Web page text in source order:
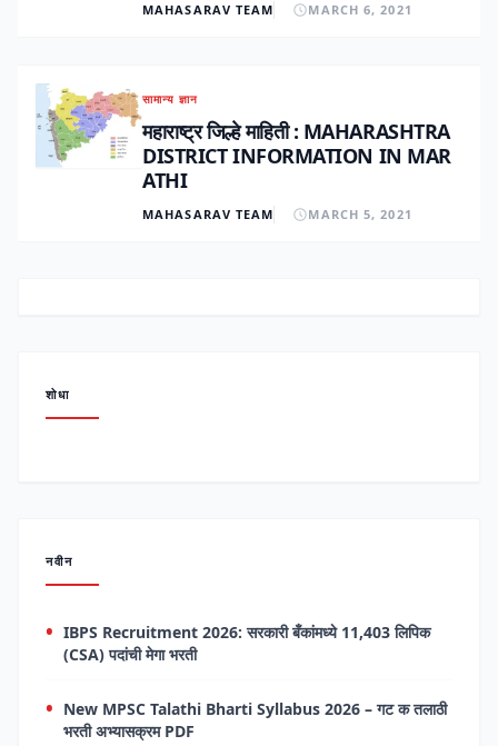
MAHASARAV TEAM MARCH 6, 2021
सामान्य ज्ञान
महाराष्ट्र जिल्हे माहिती : MAHARASHTRA
DISTRICT INFORMATION IN MAR
ATHI
MAHASARAV TEAM MARCH 5, 2021
शोधा
नवीन
IBPS Recruitment 2026: सरकारी बँकांमध्ये 11,403 लिपिक
(CSA) पदांची मेगा भरती
New MPSC Talathi Bharti Syllabus 2026 – गट क तलाठी
भरती अभ्यासक्रम PDF